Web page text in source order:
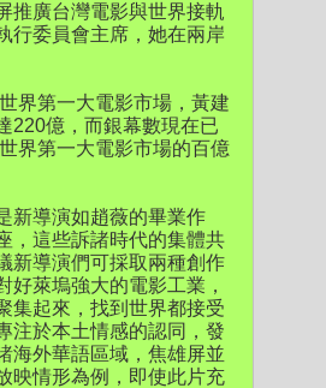
推廣台灣電影與世界接軌
行委員會主席，她在兩岸
界第一大電影市場，黃建
220億，而銀幕數現在已
界第一大電影市場的百億
新導演如趙薇的畢業作
，這些訴諸時代的集體共
新導演們可採取兩種創作
萊塢強大的電影工業，
集起來，找到世界都接受
注於本土情感的認同，發
海外華語區域，焦雄屏並
映情形為例，即使此片充